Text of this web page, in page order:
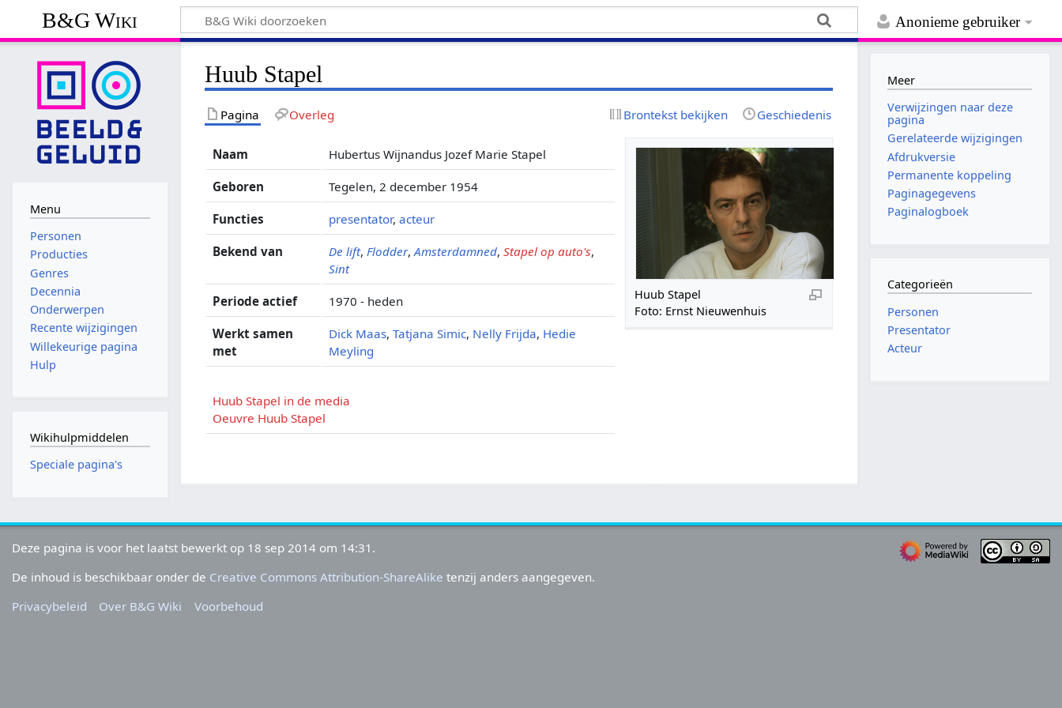
Anonieme gebruiker
B&G Wiki
Huub Stapel
Pagina Overleg Brontekst bekijken Geschiedenis
Huub Stapel
Foto: Ernst Nieuwenhuis
Naam Hubertus Wijnandus Jozef Marie Stapel
Geboren Tegelen, 2 december 1954
Functies presentator,acteur
Bekend van De lift, Flodder,Amsterdamned,Stapel op auto's,
Sint
Periode actief 1970 - heden
Werkt samen
met
Dick Maas,Tatjana Simic, Nelly Frijda, Hedie
Meyling
Huub Stapel in de media
Oeuvre Huub Stapel
Menu
Personen
Producties
Genres
Decennia
Onderwerpen
Recente wijzigingen
Willekeurige pagina
Hulp
Wikihulpmiddelen
Speciale pagina's
Meer
Verwijzingen naar deze
pagina
Gerelateerde wijzigingen
Afdrukversie
Permanente koppeling
Paginagegevens
Paginalogboek
Categorieën
Personen
Presentator
Acteur
Deze pagina is voor het laatst bewerkt op 18 sep 2014 om 14:31.
De inhoud is beschikbaar onder de Creative Commons Attribution-ShareAlike tenzij anders aangegeven.
Privacybeleid
Over B&G Wiki Voorbehoud